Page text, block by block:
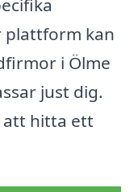
plattform kan
i Ölme
just dig.
att hitta ett